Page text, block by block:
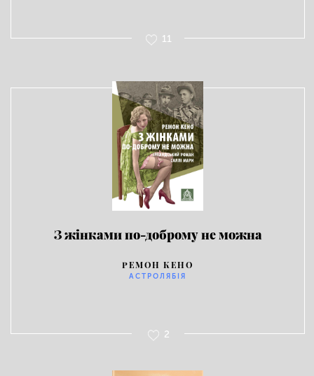
11
З жінками по-доброму не можна
РЕМОН КЕНО
АСТРОЛЯБІЯ
2